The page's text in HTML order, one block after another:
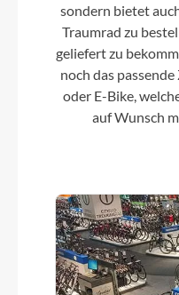
sondern bietet
Traumrad zu
geliefert zu
noch das
oder E-Bike,
auf Wunsch